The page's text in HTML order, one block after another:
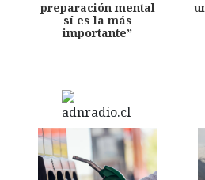
preparación mental
sí es la más
importante”